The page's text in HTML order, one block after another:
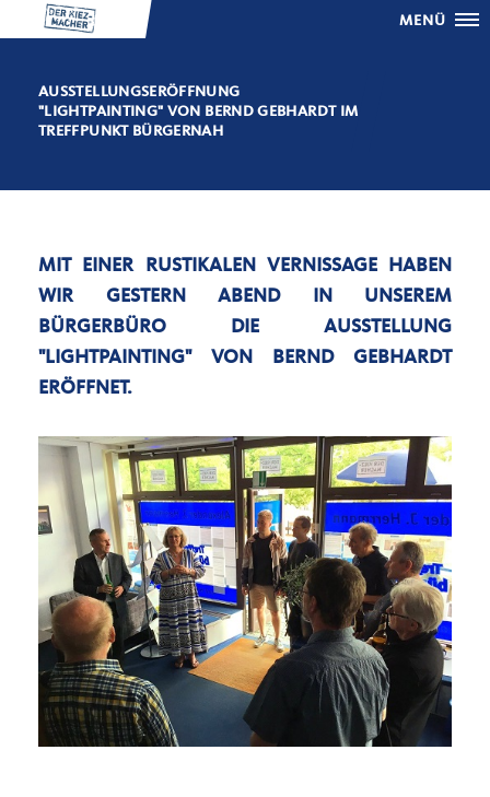
MENÜ
AUSSTELLUNGSERÖFFNUNG
"LIGHTPAINTING" VON BERND GEBHARDT IM
TREFFPUNKT BÜRGERNAH
MIT EINER RUSTIKALEN VERNISSAGE HABEN
WIR GESTERN ABEND IN UNSEREM
BÜRGERBÜRO DIE AUSSTELLUNG
"LIGHTPAINTING" VON BERND GEBHARDT
ERÖFFNET.